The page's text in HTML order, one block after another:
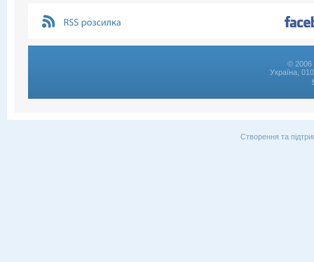
© 2006
Україна,
Створення та